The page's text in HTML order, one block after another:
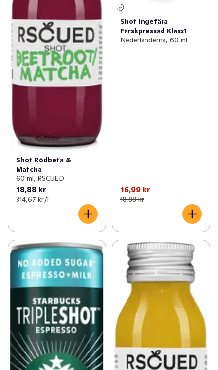
Shot Rödbeta &
Matcha
60 ml, RSCUED
18,88 kr
314,67 kr /l
Shot Ingefära
Färskpressad Klass1
Nederländerna, 60 ml
16,99 kr
18,88 kr